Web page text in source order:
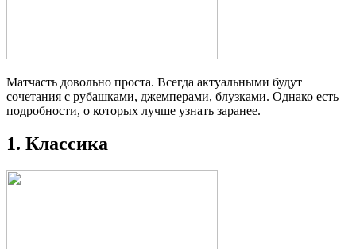
Матчасть довольно проста. Всегда актуальными будут
сочетания с рубашками, джемперами, блузками. Однако есть
подробности, о которых лучше узнать заранее.
1. Классика